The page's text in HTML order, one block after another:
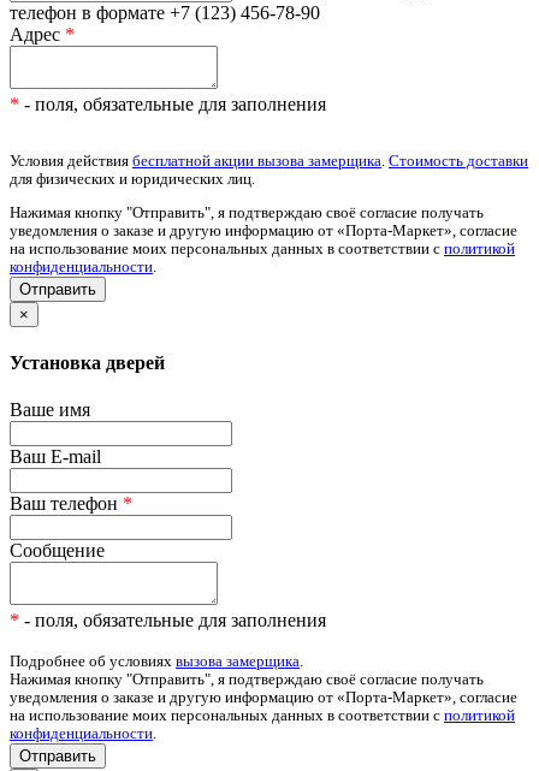
телефон в формате +7 (123) 456-78-90
Адрес *
* - поля, обязательные для заполнения
Условия действия бесплатной акции вызова замерщика Стоимость доставки
для физических и юридических лиц.
Нажимая кнопку "Отправить", я подтверждаю своё согласие получать
уведомления о заказе и другую информацию от «Порта-Маркет», согласие
на использование моих персональных данных в соответствии с политикой
конфиденциальности
×
Установка дверей
Ваше имя
Ваш E-mail
Ваш телефон *
Сообщение
* - поля, обязательные для заполнения
Подробнее об условиях вызова замерщика.
Нажимая кнопку "Отправить", я подтверждаю своё согласие получать
уведомления о заказе и другую информацию от «Порта-Маркет», согласие
на использование моих персональных данных в соответствии с политикой
конфиденциальности.
Отправить